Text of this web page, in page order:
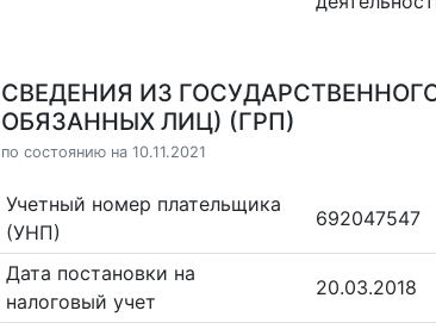
СВЕДЕНИЯ ИЗ
ОБЯЗАННЫХ ЛИЦ) (ГРП)
по состоянию на 10.11.2021
Учетный номер плательщика
(УНП)
692047547
Дата постановки на
налоговый учет
20.03.2018